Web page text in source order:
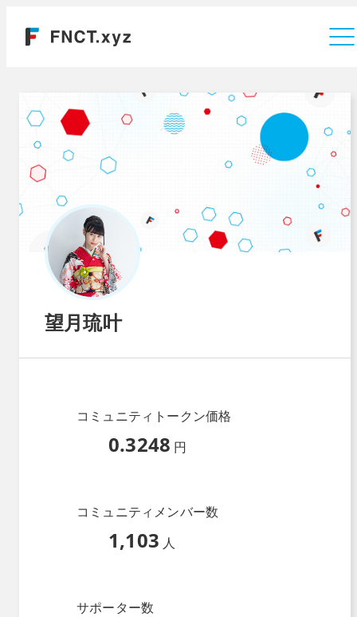
望月琉叶
コミュニティトークン価格
0.3248 円
コミュニティメンバー数
1,103 人
サポーター数